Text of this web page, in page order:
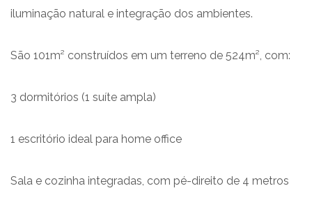
iluminação natural e integração dos ambientes.
São 101m² construídos em um terreno de 524m², com:
3 dormitórios (1 suíte ampla)
1 escritório ideal para home office
Sala e cozinha integradas, com pé-direito de 4 metros